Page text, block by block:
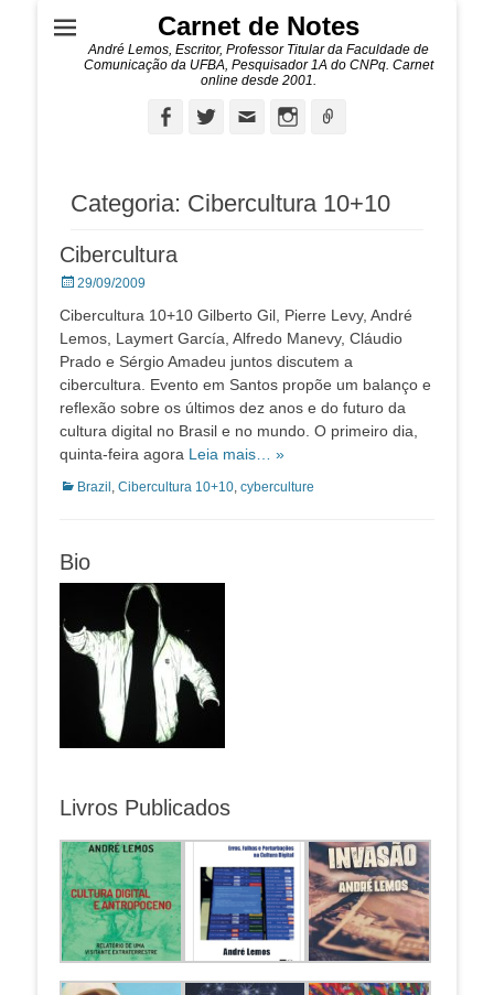
Carnet de Notes
André Lemos, Escritor, Professor Titular da Faculdade de
Comunicação da UFBA, Pesquisador 1A do CNPq. Carnet
online desde 2001.
FacebookTwitterEmail Instagram
Categoria: Cibercultura 10+10
Cibercultura
Posted
29/09/2009
Cibercultura 10+10 Gilberto Gil, Pierre Levy, André
Lemos, Laymert García, Alfredo Manevy, Cláudio
Prado e Sérgio Amadeu juntos discutem a
cibercultura. Evento em Santos propõe um balanço e
reflexão sobre os últimos dez anos e do futuro da
cultura digital no Brasil e no mundo. O primeiro dia,
quinta-feira agora Leia mais… »
Categorias:
Brazil , Cibercultura 10+10, cyberculture
Bio
Livros Publicados